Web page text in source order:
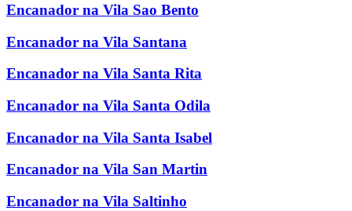
Encanador na Vila Sao Bento
Encanador na Vila Santana
Encanador na Vila Santa Rita
Encanador na Vila Santa Odila
Encanador na Vila Santa Isabel
Encanador na Vila San Martin
Encanador na Vila Saltinho